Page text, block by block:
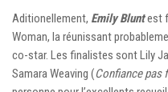
Aditionellement, Emily Bluntest
Woman, la réunissant
co-star. Les finalistes sont Lily
Samara Weaving (Confiance pas